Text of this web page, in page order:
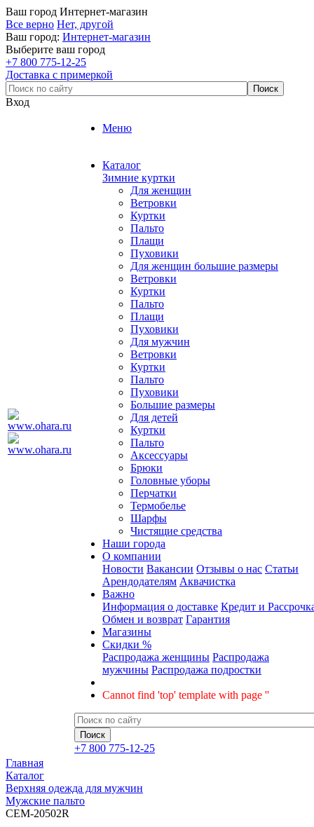
Ваш город Интернет-магазин
Все верно Нет, другой
Ваш город: Интернет-магазин
Выберите ваш город
+7 800 775-12-25
Доставка с примеркой
Вход
Меню
Каталог
Зимние куртки
Для женщин
Ветровки
Куртки
Пальто
Плащи
Пуховики
Для женщин большие размеры
Ветровки
Куртки
Пальто
Плащи
Пуховики
Для мужчин
Ветровки
Куртки
Пальто
Пуховики
Большие размеры
Для детей
Куртки
Пальто
Аксессуары
Брюки
Головные уборы
Перчатки
Термобелье
Шарфы
Чистящие средства
Наши города
О компании
Новости Вакансии Отзывы о нас Статьи
Арендодателям Аквачистка
Важно
Информация о доставке Кредит и
Обмен и возврат Гарантия
Магазины
Скидки %
Распродажа женщины Распродажа
мужчины Распродажа подростки
Cannot find 'top' template with page ''
+7 800 775-12-25
Главная
Каталог
Верхняя одежда для мужчин
Мужские пальто
CEM-20502R